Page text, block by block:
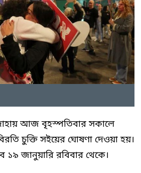
আজ বৃহস্পতিবার সকালে
চুক্তি সইয়ের ঘোষণা দেওয়া হয়।
১৯ জানুয়ারি রবিবার থেকে।